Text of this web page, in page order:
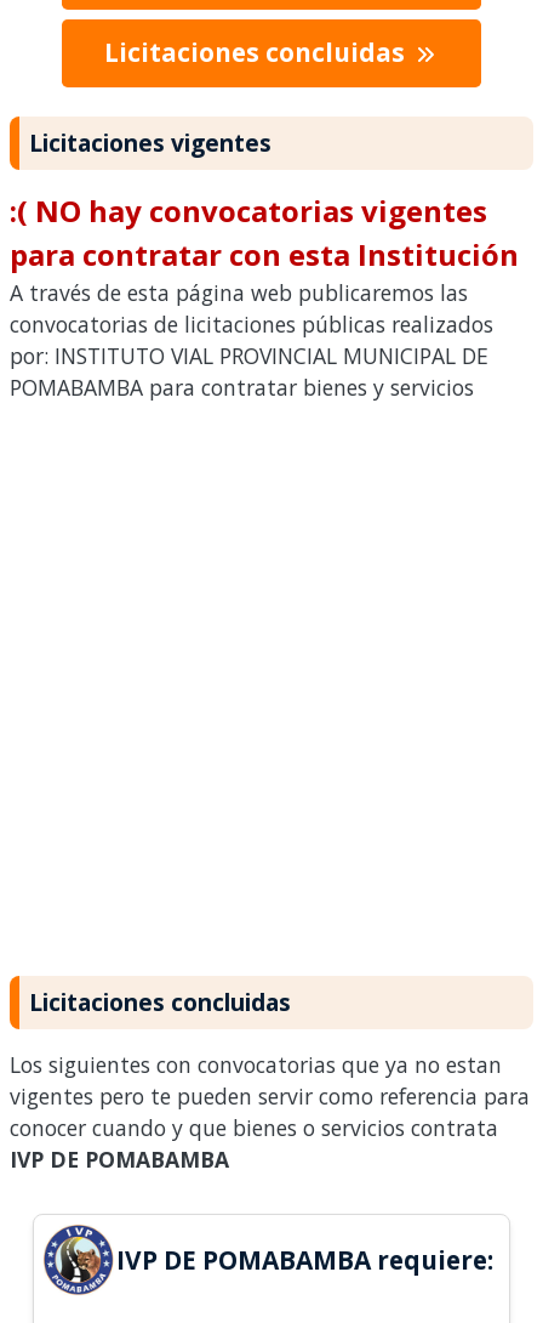
Licitaciones concluidas
Licitaciones vigentes
:( NO hay convocatorias vigentes
para contratar con esta Institución
A través de esta página web publicaremos las
convocatorias de licitaciones públicas realizados
por: INSTITUTO VIAL PROVINCIAL MUNICIPAL DE
POMABAMBA para contratar bienes y servicios
Licitaciones concluidas
Los siguientes con convocatorias que ya no estan
vigentes pero te pueden servir como referencia para
conocer cuando y que bienes o servicios contrata
IVP DE POMABAMBA
IVP DE POMABAMBA requiere: